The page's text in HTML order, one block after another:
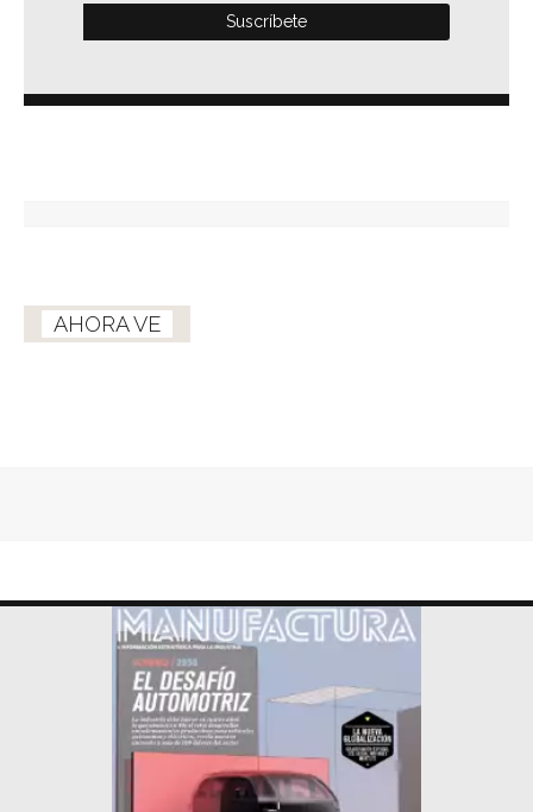
AHORA VE